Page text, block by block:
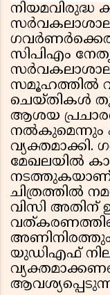
നിയമവിരുദ്ധ
സിപിഎം
സമൂഹത്തിൽ
ചെയ്തികൾ
ആശയ
നൽകുമെന്നും
വ്യക്തമാക്കി.
മേഖലയിൽ
ചിത്രത്തിൽ
വിസി അതിന്
യുഡിഎഫ്